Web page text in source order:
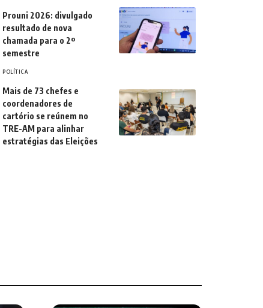
Prouni 2026: divulgado
resultado de nova
chamada para o 2º
semestre
POLÍTICA
Mais de 73 chefes e
coordenadores de
cartório se reúnem no
TRE-AM para alinhar
estratégias das Eleições